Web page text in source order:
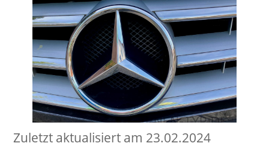
Zuletzt aktualisiert am 23.02.2024